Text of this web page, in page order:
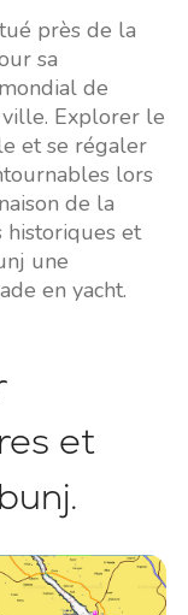
près de la
sa
de
Explorer le
et se régaler
lors
de la
historiques et
une
en yacht.
et